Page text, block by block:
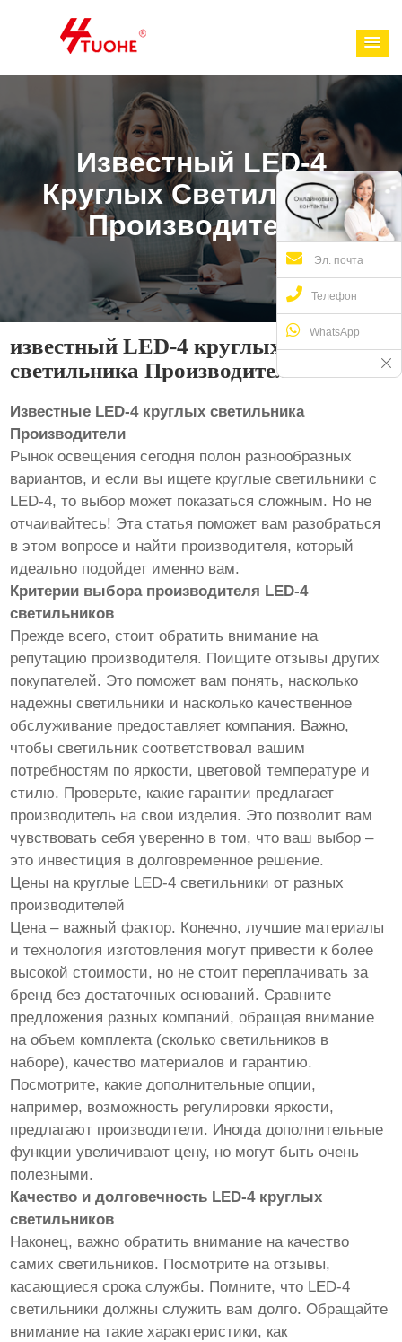
Известный LED-4
Круглых Светильника
Производители
известный LED-4 круглых
светильника Производители
Известные LED-4 круглых светильника
Производители
Рынок освещения сегодня полон разнообразных
вариантов, и если вы ищете круглые светильники с
LED-4, то выбор может показаться сложным. Но не
отчаивайтесь! Эта статья поможет вам разобраться
в этом вопросе и найти производителя, который
идеально подойдет именно вам.
Критерии выбора производителя LED-4
светильников
Прежде всего, стоит обратить внимание на
репутацию производителя. Поищите отзывы других
покупателей. Это поможет вам понять, насколько
надежны светильники и насколько качественное
обслуживание предоставляет компания. Важно,
чтобы светильник соответствовал вашим
потребностям по яркости, цветовой температуре и
стилю. Проверьте, какие гарантии предлагает
производитель на свои изделия. Это позволит вам
чувствовать себя уверенно в том, что ваш выбор –
это инвестиция в долговременное решение.
Цены на круглые LED-4 светильники от разных
производителей
Цена – важный фактор. Конечно, лучшие материалы
и технология изготовления могут привести к более
высокой стоимости, но не стоит переплачивать за
бренд без достаточных оснований. Сравните
предложения разных компаний, обращая внимание
на объем комплекта (сколько светильников в
наборе), качество материалов и гарантию.
Посмотрите, какие дополнительные опции,
например, возможность регулировки яркости,
предлагают производители. Иногда дополнительные
функции увеличивают цену, но могут быть очень
полезными.
Качество и долговечность LED-4 круглых
светильников
Наконец, важно обратить внимание на качество
самих светильников. Посмотрите на отзывы,
касающиеся срока службы. Помните, что LED-4
светильники должны служить вам долго. Обращайте
внимание на такие характеристики, как
Эл. почта
Телефон
WhatsApp